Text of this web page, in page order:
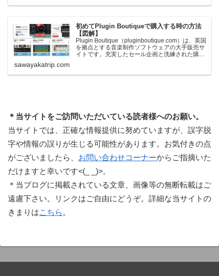
ます。＊無料配布終了予定日：日本時間：
初めてPlugin Boutiqueで購入する時の方法
【図解】
Plugin Boutique（pluginboutique.com）は、英国
を拠点とする音楽制作ソフトウェアの大手販売サ
イトです。充実したセール企画と洗練された購入
に知っておきたいこと価格表示に…
sawayakatrip.com
＊当サイトをご訪問いただいている読者様へのお願い。
当サイトでは、正確な情報提供に努めていますが、誤字脱
字や情報の誤りが生じる可能性があります。お気付きの点
がございましたら、 お問い合わせコーナーからご指摘いた
だけますと幸いです<(_ _)>。
＊当ブログに掲載されている文章、画像等の無断転載はご
遠慮下さい。リンクはご自由にどうぞ。詳細な当サイトの
きまりはこちら。